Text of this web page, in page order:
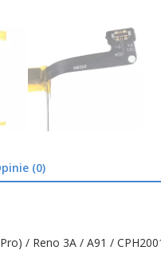
(0)
/ Reno 3A / A91 /